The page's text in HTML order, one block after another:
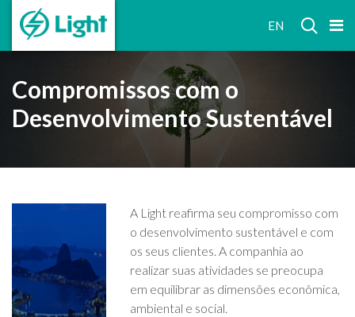
EN
Compromissos com o
Desenvolvimento Sustentável
A Light reafirma seu compromisso com
o desenvolvimento sustentável e com
os seus clientes. A companhia ao
realizar suas atividades se preocupa
em equilibrar as dimensões econômica,
ambiental e social.